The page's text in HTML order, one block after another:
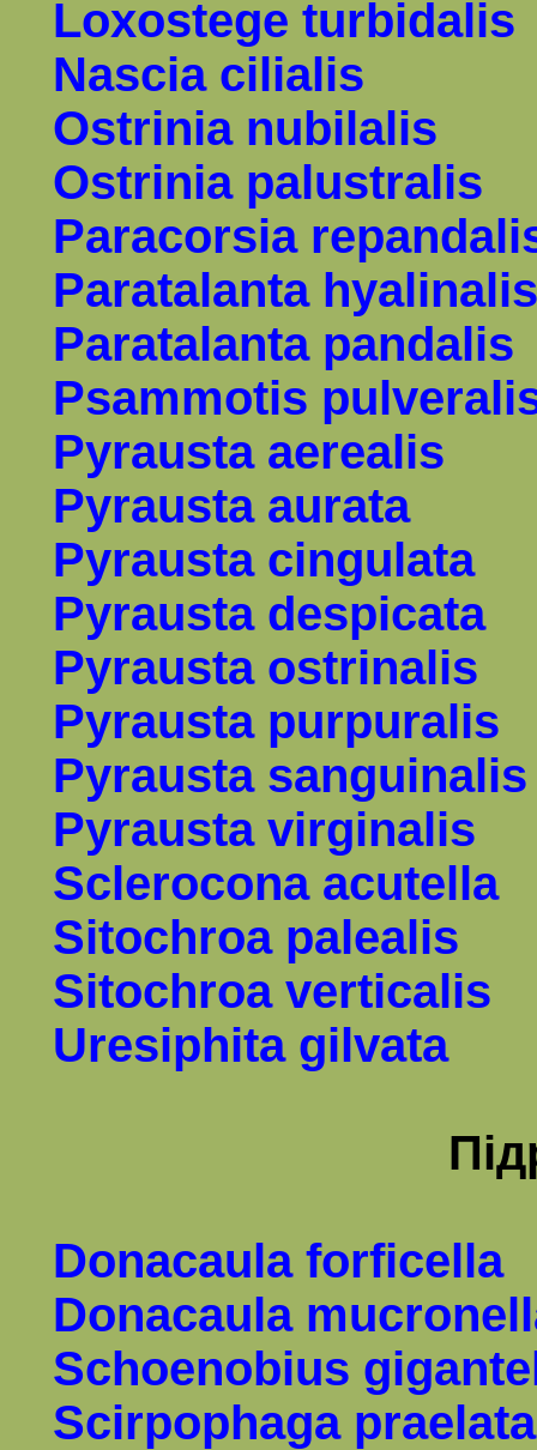
Loxostege turbidalis
Nascia cilialis
Ostrinia nubilalis
Ostrinia palustralis
Paracorsia
Paratalanta hyalinalis
Paratalanta pandalis
Psammotis
Pyrausta aerealis
Pyrausta aurata
Pyrausta cingulata
Pyrausta despicata
Pyrausta ostrinalis
Pyrausta purpuralis
Pyrausta sanguinalis
Pyrausta virginalis
Sclerocona acutella
Sitochroa palealis
Sitochroa verticalis
Uresiphita gilvata
Donacaula forficella
Donacaula
Schoenobius
Scirpophaga praelata